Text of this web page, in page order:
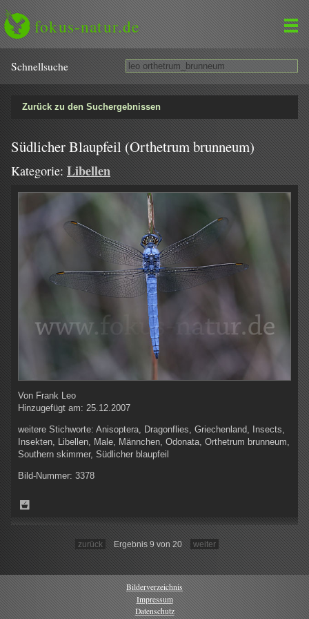
fokus-natur.de
Schnell­suche
Zurück zu den Suchergebnissen
Südlicher Blaupfeil (Orthetrum brunneum)
Kategorie: Libellen
Von Frank Leo
Hinzugefügt am: 25.12.2007
weitere Stichworte: Anisoptera, Dragonflies, Griechenland, Insects,
Insekten, Libellen, Male, Männchen, Odonata, Orthetrum brunneum,
Southern skimmer, Südlicher blaupfeil
Bild-Nummer: 3378
zurück Ergebnis 9 von 20 weiter
Bilderverzeichnis
Impressum
Datenschutz